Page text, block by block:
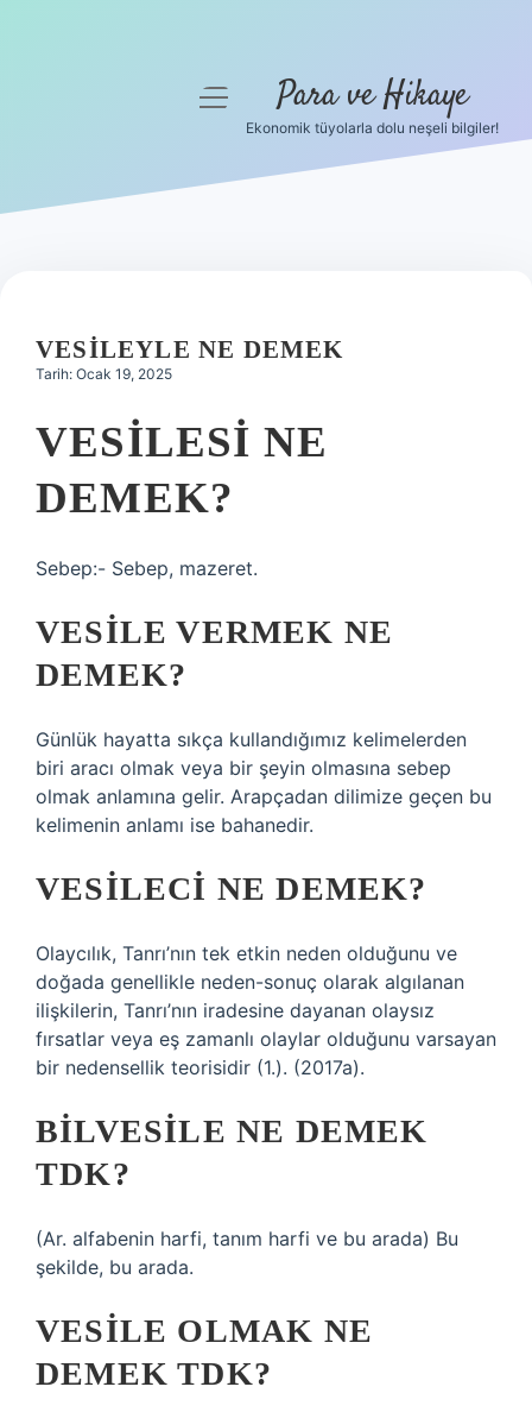
Hakkımızda
menüyü
Para ve Hikaye
Ekonomik tüyolarla dolu neşeli bilgiler!
VESILEYLE NE DEMEK
Tarih: Ocak 19, 2025
VESILESI NE
DEMEK?
Sebep:- Sebep, mazeret.
VESILE VERMEK NE
DEMEK?
Günlük hayatta sıkça kullandığımız kelimelerden
biri aracı olmak veya bir şeyin olmasına sebep
olmak anlamına gelir. Arapçadan dilimize geçen bu
kelimenin anlamı ise bahanedir.
VESILECI NE DEMEK?
Olaycılık, Tanrı’nın tek etkin neden olduğunu ve
doğada genellikle neden-sonuç olarak algılanan
ilişkilerin, Tanrı’nın iradesine dayanan olaysız
fırsatlar veya eş zamanlı olaylar olduğunu varsayan
bir nedensellik teorisidir (1.). (2017a).
BILVESILE NE DEMEK
TDK?
(Ar. alfabenin harfi, tanım harfi ve bu arada) Bu
şekilde, bu arada.
VESILE OLMAK NE
DEMEK TDK?